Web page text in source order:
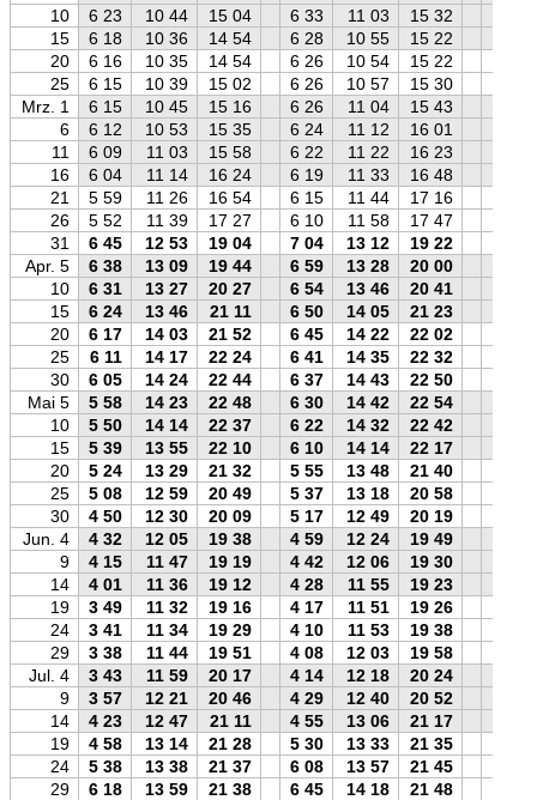
10
6 23 10 44 15 04 6 33 11 03 15 32
15
6 18 10 36 14 54 6 28 10 55 15 22
20
6 16 10 35 14 54 6 26 10 54 15 22
25
6 15 10 39 15 02 6 26 10 57 15 30
Mrz. 1
6 15 10 45 15 16 6 26 11 04 15 43
6
6 12 10 53 15 35 6 24 11 12 16 01
11
6 09 11 03 15 58 6 22 11 22 16 23
16
6 04 11 14 16 24 6 19 11 33 16 48
21
5 59 11 26 16 54 6 15 11 44 17 16
26
5 52 11 39 17 27 6 10 11 58 17 47
31
6 45 12 53 19 04 7 04 13 12 19 22
Apr. 5
6 38 13 09 19 44 6 59 13 28 20 00
10
6 31 13 27 20 27 6 54 13 46 20 41
15
6 24 13 46 21 11 6 50 14 05 21 23
20
6 17 14 03 21 52 6 45 14 22 22 02
25
6 11 14 17 22 24 6 41 14 35 22 32
30
6 05 14 24 22 44 6 37 14 43 22 50
Mai 5
5 58 14 23 22 48 6 30 14 42 22 54
10
5 50 14 14 22 37 6 22 14 32 22 42
15
5 39 13 55 22 10 6 10 14 14 22 17
20
5 24 13 29 21 32 5 55 13 48 21 40
25
5 08 12 59 20 49 5 37 13 18 20 58
30
4 50 12 30 20 09 5 17 12 49 20 19
Jun. 4
4 32 12 05 19 38 4 59 12 24 19 49
9
4 15 11 47 19 19 4 42 12 06 19 30
14
4 01 11 36 19 12 4 28 11 55 19 23
19
3 49 11 32 19 16 4 17 11 51 19 26
24
3 41 11 34 19 29 4 10 11 53 19 38
29
3 38 11 44 19 51 4 08 12 03 19 58
Jul. 4
3 43 11 59 20 17 4 14 12 18 20 24
9
3 57 12 21 20 46 4 29 12 40 20 52
14
4 23 12 47 21 11 4 55 13 06 21 17
19
4 58 13 14 21 28 5 30 13 33 21 35
24
5 38 13 38 21 37 6 08 13 57 21 45
29
6 18 13 59 21 38 6 45 14 18 21 48